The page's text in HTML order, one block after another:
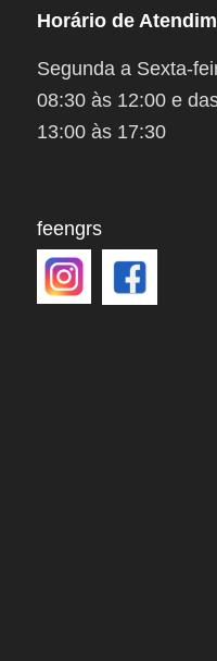
Horário de
Segunda a Sexta-
08:30 às 12:00 e
13:00 às 17:30
feengrs